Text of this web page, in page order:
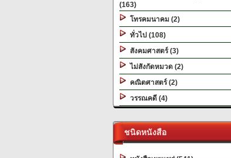
(163)
โทรคมนาคม (2)
ทั่วไป (108)
สังคมศาสตร์ (3)
ไม่สังกัดหมวด (2)
คณิตศาสตร์ (2)
วรรณคดี (4)
ชนิดหนังสือ